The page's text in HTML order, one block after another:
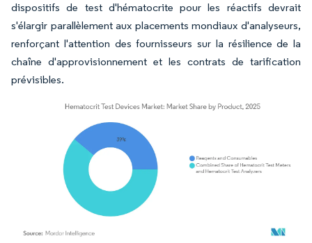
dispositifs de test d'hématocrite pour les réactifs devrait
s'élargir parallèlement aux placements mondiaux d'analyseurs,
renforçant l'attention des fournisseurs sur la résilience de la
chaîne d'approvisionnement et les contrats de tarification
prévisibles.